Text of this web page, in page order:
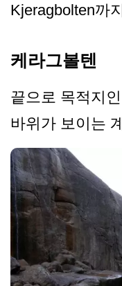
Kjeragbolten까
케라그볼텐
끝으로 목적지
바위가 보이는